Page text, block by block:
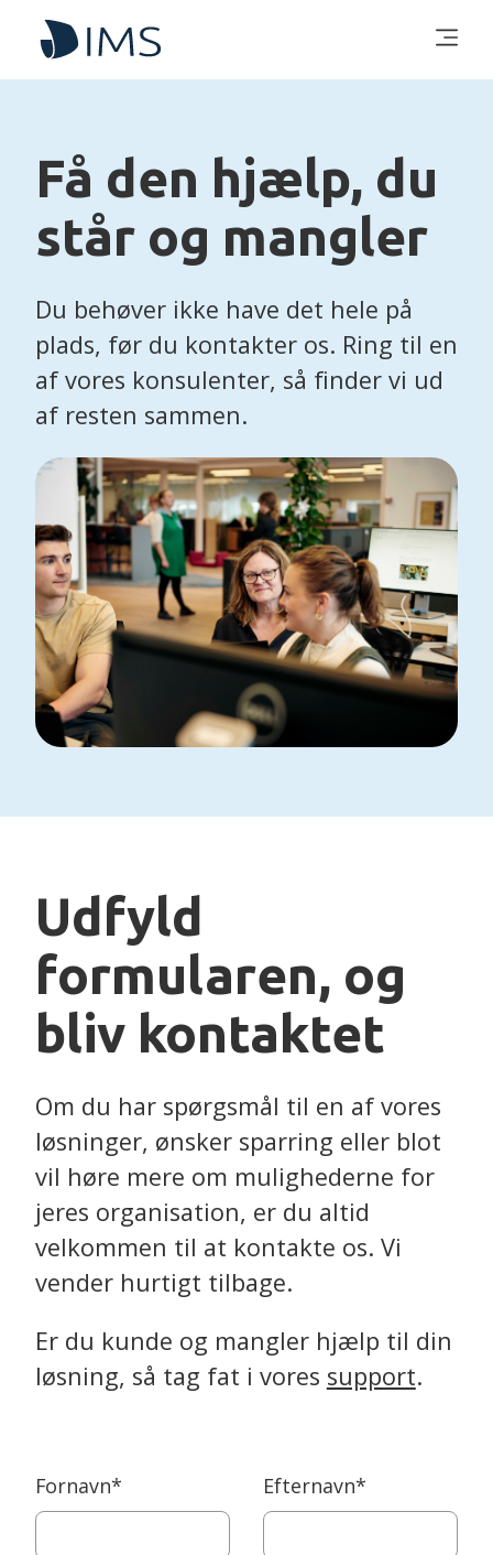
Få den hjælp, du
står og mangler
Du behøver ikke have det hele på
plads, før du kontakter os. Ring til en
af vores konsulenter, så finder vi ud
af resten sammen.
Udfyld
formularen, og
bliv kontaktet
Om du har spørgsmål til en af vores
løsninger, ønsker sparring eller blot
vil høre mere om mulighederne for
jeres organisation, er du altid
velkommen til at kontakte os. Vi
vender hurtigt tilbage.
Er du kunde og mangler hjælp til din
løsning, så tag fat i vores support.
Fornavn* Efternavn*